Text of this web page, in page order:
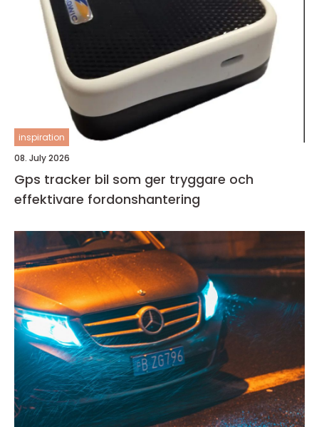
inspiration
08. July 2026
Gps tracker bil som ger tryggare och
effektivare fordonshantering